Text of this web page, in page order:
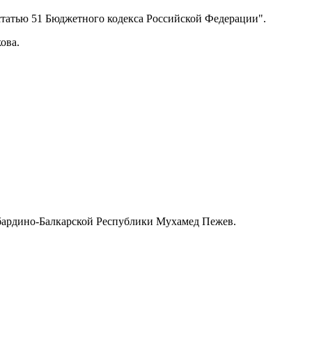
51 Бюджетного кодекса Российской Федерации".
Балкарской Республики Мухамед Пежев.